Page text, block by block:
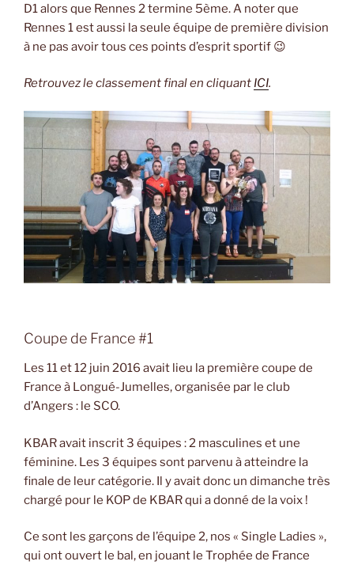
D1 alors que Rennes 2 termine 5ème. A noter que
Rennes 1 est aussi la seule équipe de première division
à ne pas avoir tous ces points d’esprit sportif 😉
Retrouvez le classement final en cliquant ICI.
Coupe de France #1
Les 11 et 12 juin 2016 avait lieu la première coupe de
France à Longué-Jumelles, organisée par le club
d’Angers : le SCO.
KBAR avait inscrit 3 équipes : 2 masculines et une
féminine. Les 3 équipes sont parvenu à atteindre la
finale de leur catégorie. Il y avait donc un dimanche très
chargé pour le KOP de KBAR qui a donné de la voix !
Ce sont les garçons de l’équipe 2, nos « Single Ladies »,
qui ont ouvert le bal, en jouant le Trophée de France